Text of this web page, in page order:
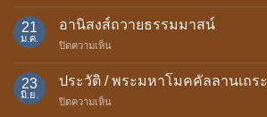
พรรษา
ของ
21
ม.ค.
อานิสงส์ถวายธรรมมาสน์
ปิดความเห็น
ถวาย
มา
23
มิ.ย.
ประวัติ / พระมหาโมคคัลลานเถระ
ปิดความเห็น